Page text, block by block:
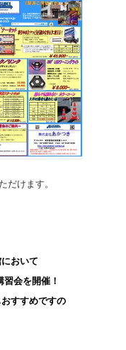
だけます。
おいて
会を開催！
すすめですの